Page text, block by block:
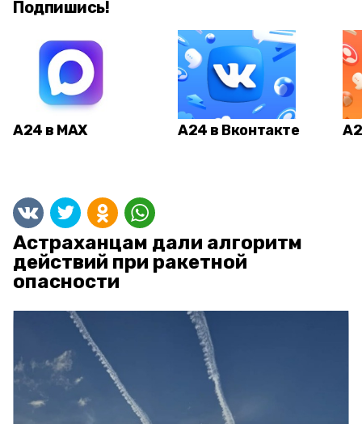
Подпишись!
А24 в MAX А24 в Вконтакте
Астраханцам дали алгоритм
действий при ракетной
опасности